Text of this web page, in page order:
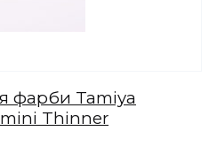
фарби Tamiya
mini Thinner